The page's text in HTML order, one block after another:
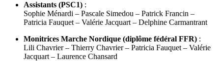
Assistants (PSC1) :
Sophie Ménardi – Pascale Simedou – Patrick Francin –
Patricia Fauquet – Valérie Jacquart – Delphine Carmantrant
Monitrices Marche Nordique (diplôme fédéral FFR) :
Lili Chavrier – Thierry Chavrier – Patricia Fauquet – Valérie
Jacquart – Laurence Chansard